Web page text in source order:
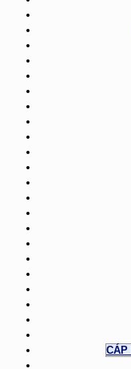
CÁP